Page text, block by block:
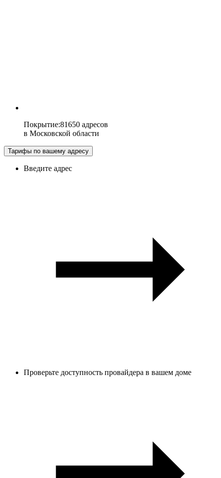
Покрытие:81650 адресов
в Московской области
Тарифы по вашему адресу
Введите адрес
Проверьте доступность провайдера в вашем доме